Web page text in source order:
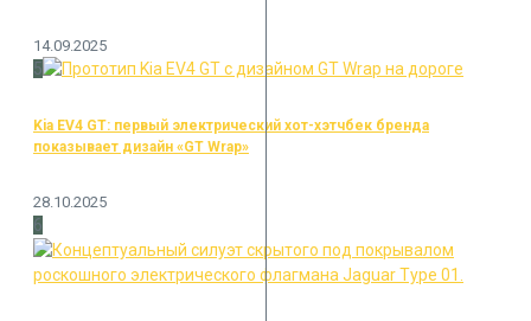
14.09.2025
5
Kia EV4 GT: первый электрический хот-хэтчбек бренда
показывает дизайн «GT Wrap»
28.10.2025
6